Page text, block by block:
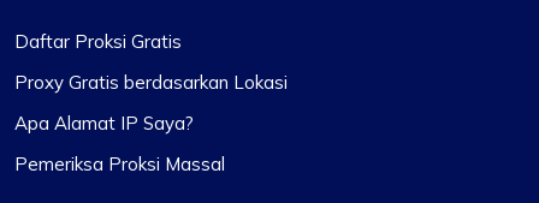
Daftar Proksi Gratis
Proxy Gratis berdasarkan Lokasi
Apa Alamat IP Saya?
Pemeriksa Proksi Massal